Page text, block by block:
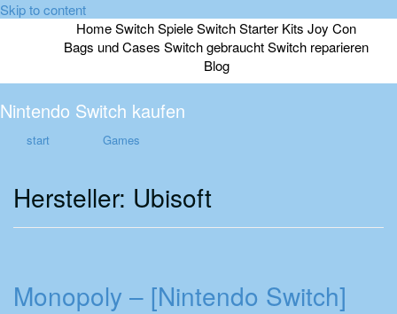
Skip to content
HomeSwitch SpieleSwitch Starter Kits Joy Con
Bags und Cases Switch gebrauchtSwitch reparieren
Blog
Nintendo Switch kaufen
start Games
Hersteller: Ubisoft
Monopoly – [Nintendo Switch]